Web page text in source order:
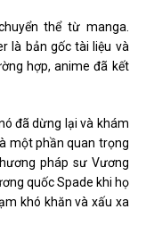
thể từ manga.
là bản gốc tài liệu và
hợp, anime đã kết
đã dừng lại và khám
một phần quan trọng
pháp sư Vương
quốc Spade khi họ
khó khăn và xấu xa